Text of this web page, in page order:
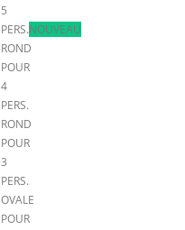
5
PERS.NOUVEAU
ROND
POUR
4
PERS.
ROND
POUR
3
PERS.
OVALE
POUR